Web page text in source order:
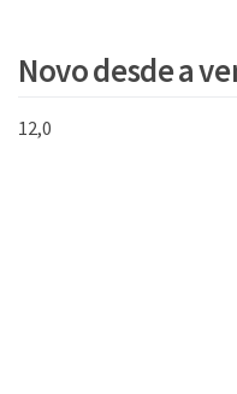
Novo desde a
12,0